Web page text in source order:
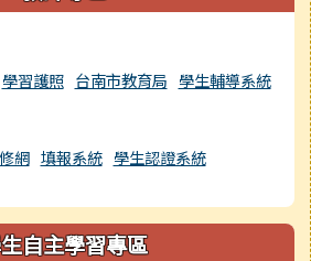
學習護照 台南市教育局 學生輔導系統
網 填報系統 學生認證系統
自主學習專區